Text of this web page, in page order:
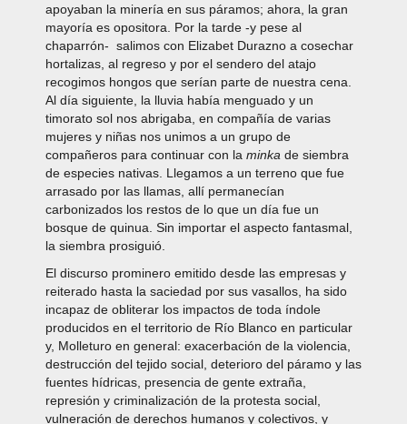
apoyaban la minería en sus páramos; ahora, la gran
mayoría es opositora. Por la tarde -y pese al
chaparrón- salimos con Elizabet Durazno a cosechar
hortalizas, al regreso y por el sendero del atajo
recogimos hongos que serían parte de nuestra cena.
Al día siguiente, la lluvia había menguado y un
timorato sol nos abrigaba, en compañía de varias
mujeres y niñas nos unimos a un grupo de
compañeros para continuar con la minka de siembra
de especies nativas. Llegamos a un terreno que fue
arrasado por las llamas, allí permanecían
carbonizados los restos de lo que un día fue un
bosque de quinua. Sin importar el aspecto fantasmal,
la siembra prosiguió.
El discurso prominero emitido desde las empresas y
reiterado hasta la saciedad por sus vasallos, ha sido
incapaz de obliterar los impactos de toda índole
producidos en el territorio de Río Blanco en particular
y, Molleturo en general: exacerbación de la violencia,
destrucción del tejido social, deterioro del páramo y las
fuentes hídricas, presencia de gente extraña,
represión y criminalización de la protesta social,
vulneración de derechos humanos y colectivos, y